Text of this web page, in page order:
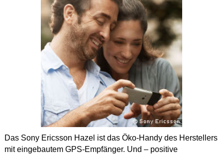
Das Sony Ericsson Hazel ist das Öko-Handy des Herstellers
mit eingebautem GPS-Empfänger. Und – positive